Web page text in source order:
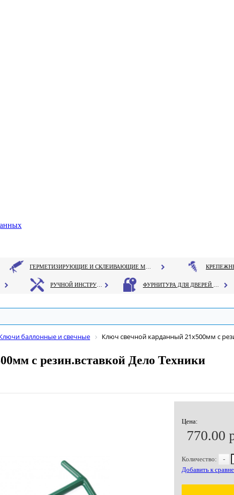
баллонные и свечные Ключ свечной карданный 21х500мм с
с резин.вставкой Дело Техники
Цена:
770.00
Количество: -
Добавить к